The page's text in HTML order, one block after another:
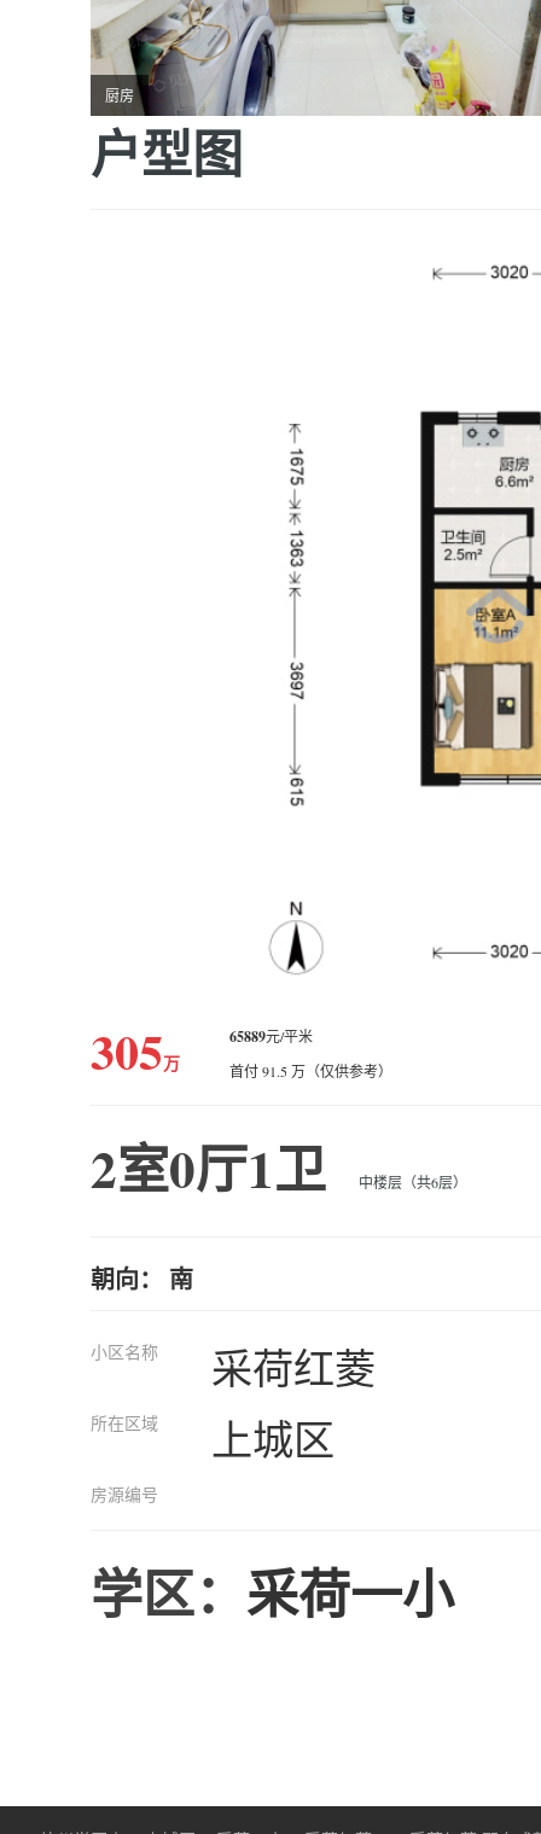
厨房
户型图
305万
65889元/平米
首付 91.5 万（仅供参考）
2室0厅1卫 中楼层（共6层）
朝向： 南
小区名称 采荷红菱
所在区域 上城区
房源编号
学区： 采荷一小